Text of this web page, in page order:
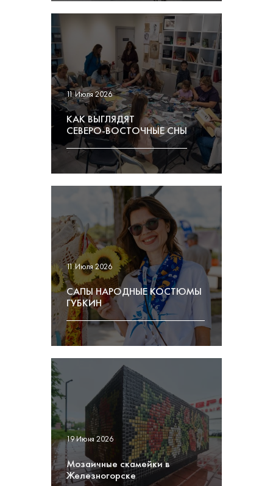
11 Июля 2026
КАК ВЫГЛЯДЯТ
СЕВЕРО-ВОСТОЧНЫЕ СНЫ
11 Июля 2026
САПЫ НАРОДНЫЕ КОСТЮМЫ
ГУБКИН
19 Июня 2026
Мозаичные скамейки в
Железногорске